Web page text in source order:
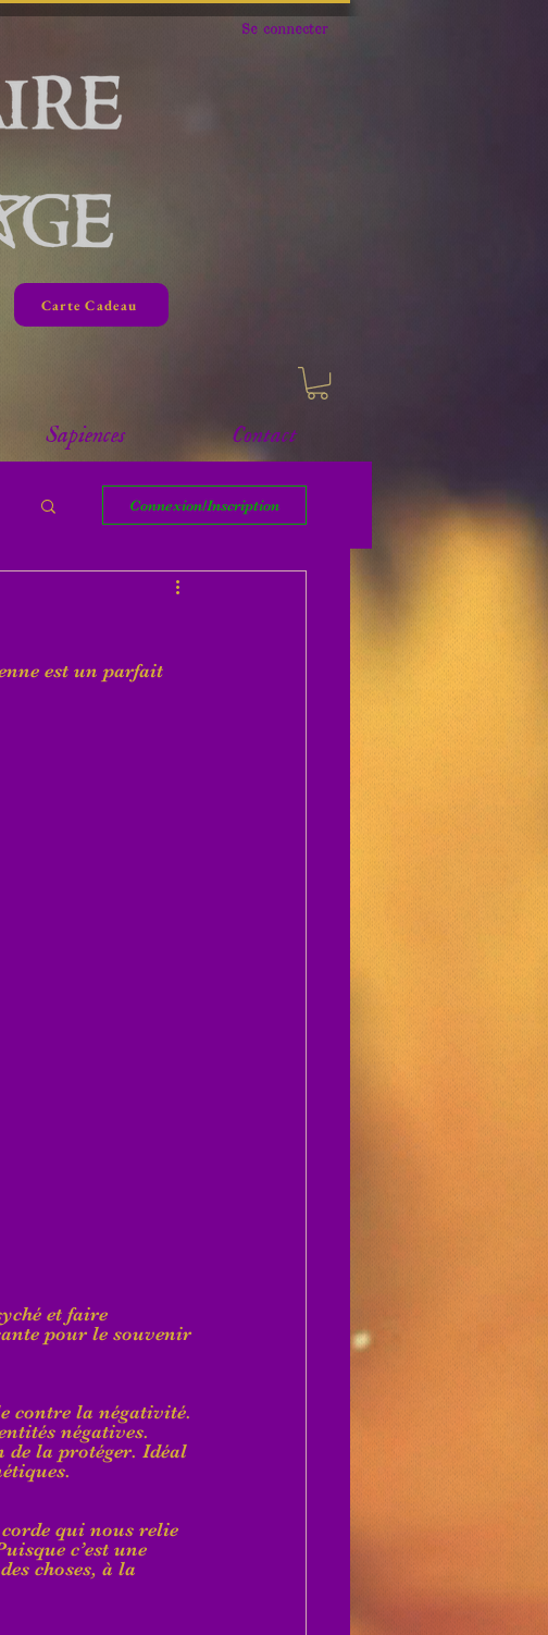
Se connecter
Carte Cadeau
Sapiences Contact
Connexion/Inscription
est un parfait
et faire
pour le souvenir
contre la négativité.
négatives.
de la protéger. Idéal
qui nous relie
c’est une
choses, à la